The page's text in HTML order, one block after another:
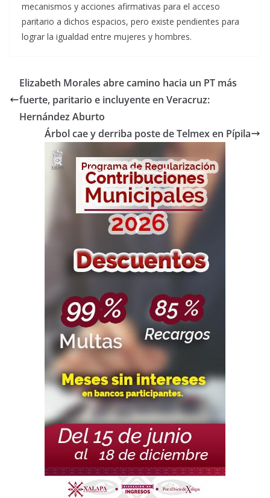
mecanismos y acciones afirmativas para el acceso
paritario a dichos espacios, pero existe pendientes para
lograr la igualdad entre mujeres y hombres.
Elizabeth Morales abre camino hacia un PT más
fuerte, paritario e incluyente en Veracruz:
Hernández Aburto
Árbol cae y derriba poste de Telmex en Pípila